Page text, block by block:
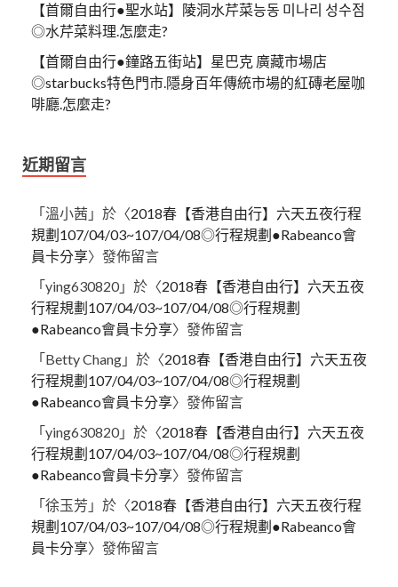
【首爾自由行●聖水站】陵洞水芹菜능동 미나리 성수점
◎水芹菜料理.怎麼走?
【首爾自由行●鐘路五街站】星巴克 廣藏市場店
◎starbucks特色門市.隱身百年傳統市場的紅磚老屋咖
啡廳.怎麼走?
近期留言
「 溫小茜 」於〈2018春【香港自由行】六天五夜行程
規劃107/04/03~107/04/08◎行程規劃●Rabeanco會
員卡分享〉發佈留言
「 ying630820 」於〈2018春【香港自由行】六天五夜
行程規劃107/04/03~107/04/08◎行程規劃
●Rabeanco會員卡分享〉發佈留言
「 Betty Chang 」於〈2018春【香港自由行】六天五夜
行程規劃107/04/03~107/04/08◎行程規劃
●Rabeanco會員卡分享〉發佈留言
「 ying630820 」於〈2018春【香港自由行】六天五夜
行程規劃107/04/03~107/04/08◎行程規劃
●Rabeanco會員卡分享〉發佈留言
「 徐玉芳 」於〈2018春【香港自由行】六天五夜行程
規劃107/04/03~107/04/08◎行程規劃●Rabeanco會
員卡分享〉發佈留言